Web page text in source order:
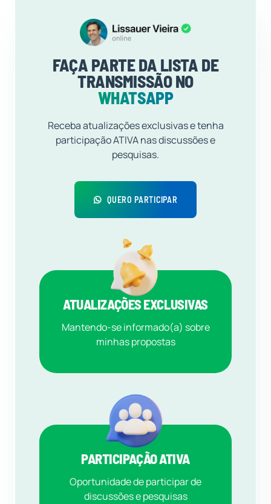
FAÇA PARTE DA LISTA DE
TRANSMISSÃO NO
WHATSAPP
Receba atualizações exclusivas e tenha
participação ATIVA nas discussões e
pesquisas.
QUERO PARTICIPAR
ATUALIZAÇÕES EXCLUSIVAS
Mantendo-se informado(a) sobre
minhas propostas
PARTICIPAÇÃO ATIVA
Oportunidade de participar de
discussões e pesquisas